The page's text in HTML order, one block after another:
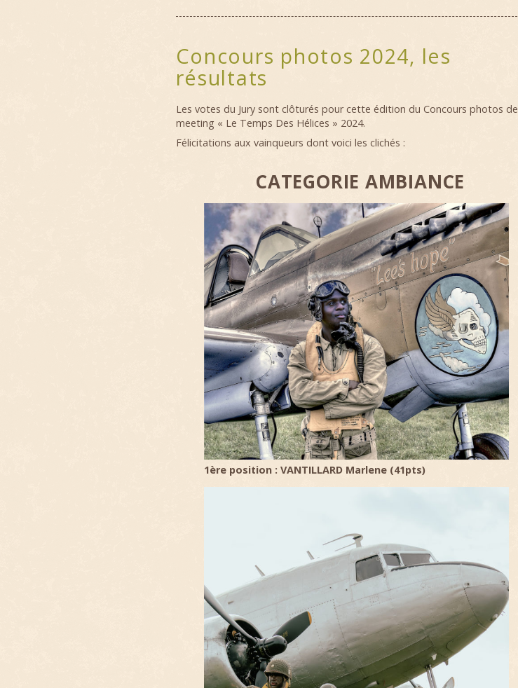
Concours photos 2024, les
résultats
Les votes du Jury sont clôturés pour cette édition du Concours photos de
meeting « Le Temps Des Hélices » 2024.
Félicitations aux vainqueurs dont voici les clichés :
CATEGORIE AMBIANCE
1ère position : VANTILLARD Marlene (41pts)